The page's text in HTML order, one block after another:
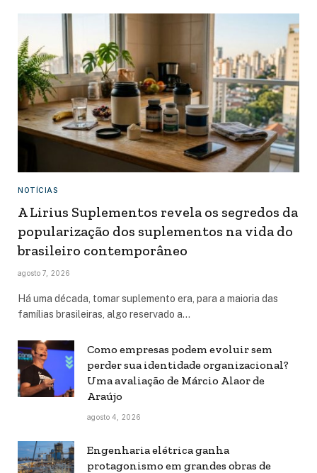
NOTÍCIAS
A Lirius Suplementos revela os segredos da
popularização dos suplementos na vida do
brasileiro contemporâneo
agosto 7, 2026
Há uma década, tomar suplemento era, para a maioria das
famílias brasileiras, algo reservado a…
Como empresas podem evoluir sem
perder sua identidade organizacional?
Uma avaliação de Márcio Alaor de
Araújo
agosto 4, 2026
Engenharia elétrica ganha
protagonismo em grandes obras de